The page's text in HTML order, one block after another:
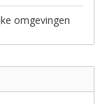
omgevingen